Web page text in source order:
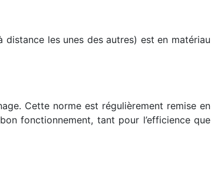
les unes des autres) est en matériau
Cette norme est régulièrement remise en
fonctionnement, tant pour l’efficience que